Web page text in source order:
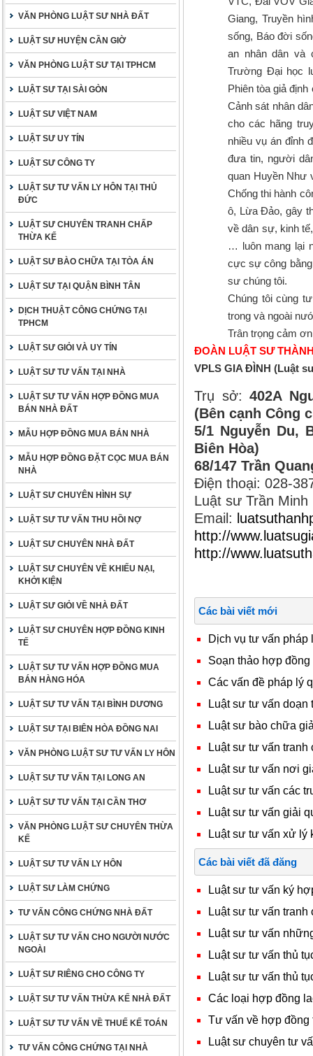
VĂN PHÒNG LUẬT SƯ NHÀ ĐẤT
LUẬT SƯ HUYỆN CẦN GIỜ
VĂN PHÒNG LUẬT SƯ TẠI TPHCM
LUẬT SƯ TẠI SÀI GÒN
LUẬT SƯ VIỆT NAM
LUẬT SƯ UY TÍN
LUẬT SƯ CÔNG TY
LUẬT SƯ TƯ VẤN LY HÔN TẠI THỦ
ĐỨC
LUẬT SƯ CHUYÊN TRANH CHẤP
THỪA KẾ
LUẬT SƯ BÀO CHỮA TẠI TÒA ÁN
LUẬT SƯ TẠI QUẬN BÌNH TÂN
DỊCH THUẬT CÔNG CHỨNG TẠI
TPHCM
LUẬT SƯ GIỎI VÀ UY TÍN
LUẬT SƯ TƯ VẤN TẠI NHÀ
LUẬT SƯ TƯ VẤN HỢP ĐỒNG MUA
BÁN NHÀ ĐẤT
MẪU HỢP ĐỒNG MUA BÁN NHÀ
MẪU HỢP ĐỒNG ĐẶT CỌC MUA BÁN
NHÀ
LUẬT SƯ CHUYÊN HÌNH SỰ
LUẬT SƯ TƯ VẤN THU HỒI NỢ
LUẬT SƯ CHUYÊN NHÀ ĐẤT
LUẬT SƯ CHUYÊN VỀ KHIẾU NẠI,
KHỞI KIỆN
LUẬT SƯ GIỎI VỀ NHÀ ĐẤT
LUẬT SƯ CHUYÊN HỢP ĐỒNG KINH
TẾ
LUẬT SƯ TƯ VẤN HỢP ĐỒNG MUA
BÁN HÀNG HÓA
LUẬT SƯ TƯ VẤN TẠI BÌNH DƯƠNG
LUẬT SƯ TẠI BIÊN HÒA ĐỒNG NAI
VĂN PHÒNG LUẬT SƯ TƯ VẤN LY HÔN
LUẬT SƯ TƯ VẤN TẠI LONG AN
LUẬT SƯ TƯ VẤN TẠI CẦN THƠ
VĂN PHÒNG LUẬT SƯ CHUYÊN THỪA
KẾ
LUẬT SƯ TƯ VẤN LY HÔN
LUẬT SƯ LÀM CHỨNG
TƯ VẤN CÔNG CHỨNG NHÀ ĐẤT
LUẬT SƯ TƯ VẤN CHO NGƯỜI NƯỚC
NGOÀI
LUẬT SƯ RIÊNG CHO CÔNG TY
LUẬT SƯ TƯ VẤN THỪA KẾ NHÀ ĐẤT
LUẬT SƯ TƯ VẤN VỀ THUẾ KẾ TOÁN
TƯ VẤN CÔNG CHỨNG TẠI NHÀ
Giang, Truyền
sống, Báo đời
an nhân dân và
Trường Đại học
Phiên tòa giả
Cảnh sát nhân
cho các hãng
nhiều vụ án đỉnh
đưa tin, người
quan Huyền Như
Chống thi hành
ô, Lừa Đảo, gây
về dân sự, kinh
… luôn mang lại
cực sự công
sư chúng tôi.
Chúng tôi cùng
trong và ngoài
Trân trọng cảm
ĐOÀN LUẬT SƯ
VPLS GIA ĐÌNH (Luật
Trụ sở: 402A
(Bên cạnh Công
5/1 Nguyễn Du,
Biên Hòa)
68/147 Trần
Điện thoại: 028-
Luật sư Trần Minh
Email:
http://
http://
Các bài viết mới
Dịch vụ tư vấn pháp
Soạn thảo hợp
Các vấn đề pháp lý
Luật sư tư vấn doạn
Luật sư bào chữa
Luật sư tư vấn tranh
Luật sư tư vấn nơi
Luật sư tư vấn các
Luật sư tư vấn giải
Luật sư tư vấn xử lý
Các bài viết đã đăng
Luật sư tư vấn ký
Luật sư tư vấn
Luật sư tư vấn
Luật sư tư vấn thủ
Luật sư tư vấn thủ
Các loại hợp đồng
Tư vấn về hợp đồng
Luật sư chuyên tư